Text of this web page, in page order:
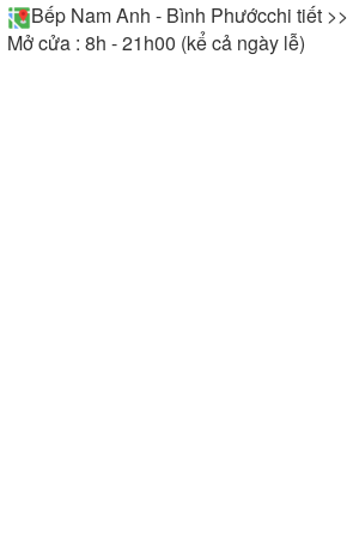
Bếp Nam Anh - Bình Phướcchi tiết >>
Mở cửa : 8h - 21h00 (kể cả ngày lễ)